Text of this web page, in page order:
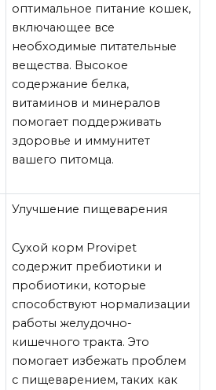
оптимальное питание кошек,
включающее все
необходимые питательные
вещества. Высокое
содержание белка,
витаминов и минералов
помогает поддерживать
здоровье и иммунитет
вашего питомца.
Улучшение пищеварения
Сухой корм Provipet
содержит пребиотики и
пробиотики, которые
способствуют нормализации
работы желудочно-
кишечного тракта. Это
помогает избежать проблем
с пищеварением, таких как